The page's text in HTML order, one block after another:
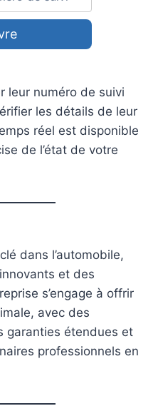
leur numéro de suivi
les détails de leur
réel est disponible
de l’état de votre
dans l’automobile,
et des
s’engage à offrir
avec des
garanties étendues et
professionnels en